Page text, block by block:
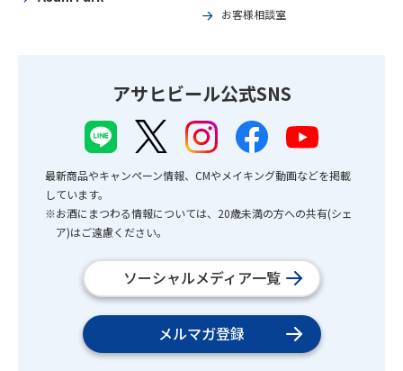
お客様相談室
アサヒビール公式SNS
最新商品やキャンペーン情報、CMやメイキング動画などを掲載
しています。
※お酒にまつわる情報については、20歳未満の方への共有(シェ
ア)はご遠慮ください。
ソーシャルメディア一覧
メルマガ登録